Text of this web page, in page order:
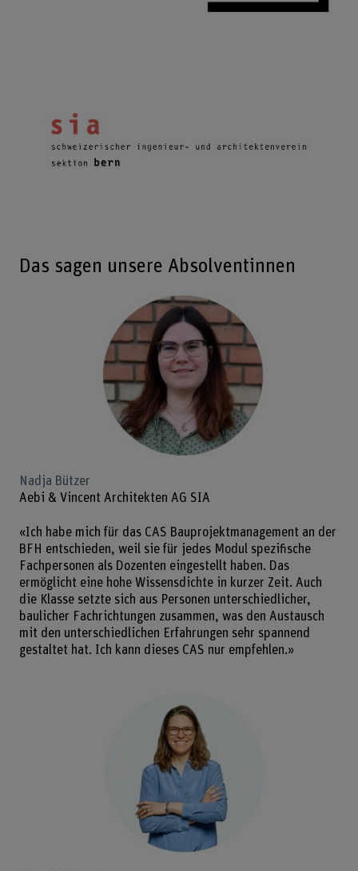
Das sagen unsere Absolventinnen
Nadja Bützer
Aebi & Vincent Architekten AG SIA
«Ich habe mich für das CAS Bauprojektmanagement an der
BFH entschieden, weil sie für jedes Modul spezifische
Fachpersonen als Dozenten eingestellt haben. Das
ermöglicht eine hohe Wissensdichte in kurzer Zeit. Auch
die Klasse setzte sich aus Personen unterschiedlicher,
baulicher Fachrichtungen zusammen, was den Austausch
mit den unterschiedlichen Erfahrungen sehr spannend
gestaltet hat. Ich kann dieses CAS nur empfehlen.»